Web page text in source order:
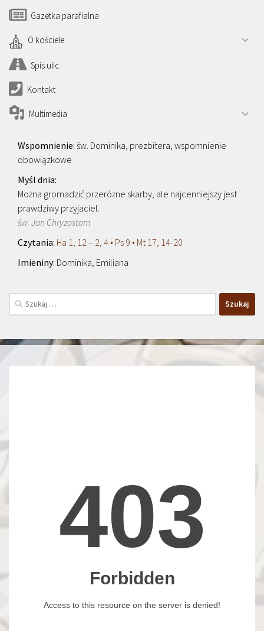
Gazetka parafialna
O kościele
Spis ulic
Kontakt
Multimedia
św. Dominika, prezbitera, wspomnienie
obowiązkowe
Można gromadzić przeróżne skarby, ale najcenniejszy jest
prawdziwy przyjaciel.
św. Jan Chryzostom
Ha 1, 12 – 2, 4 • Ps 9 • Mt 17, 14-20
Dominika, Emiliana
Szukaj: